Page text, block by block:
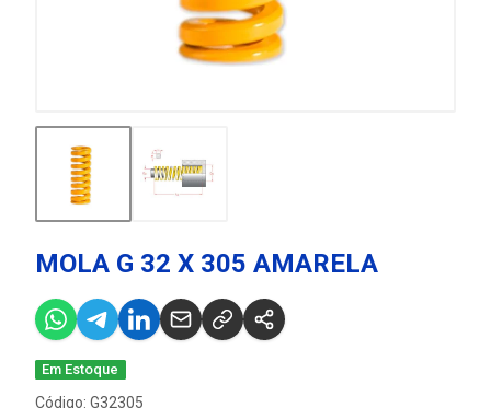
MOLA G 32 X 305 AMARELA
Em Estoque
Código: G32305